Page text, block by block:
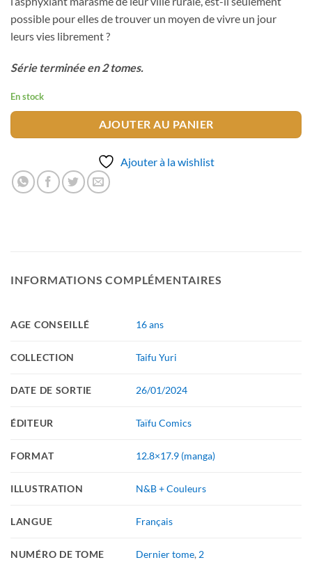
possible pour elles de trouver un moyen de vivre un jour
leurs vies librement ?
Série terminée en 2 tomes.
En stock
AJOUTER AU PANIER
Ajouter à la wishlist
INFORMATIONS COMPLÉMENTAIRES
AGE CONSEILLÉ 16 ans
COLLECTION Taifu Yuri
DATE DE SORTIE 26/01/2024
ÉDITEUR Taïfu Comics
FORMAT 12.8×17.9 (manga)
ILLUSTRATION N&B + Couleurs
LANGUE Français
NUMÉRO DE TOME Dernier tome, 2